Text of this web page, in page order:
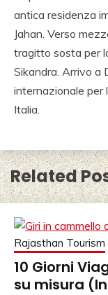
antica residenza
Jahan. Verso
tragitto sosta per
Sikandra. Arrivo a
internazionale per
Italia.
Related
Rajasthan Tourism
10 Giorni
su misura